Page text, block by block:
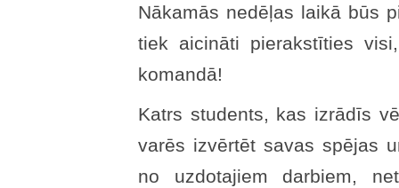
Nākamās nedēļas laikā būs
tiek aicināti pierakstīties
komandā!
Katrs students, kas izrādīs
varēs izvērtēt savas spējas
no uzdotajiem darbiem,